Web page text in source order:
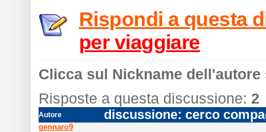
Rispondi a questa
per viaggiare
Clicca sul Nickname
Risposte a questa discussione: 2
Autore discussione: cerco
gennaro9